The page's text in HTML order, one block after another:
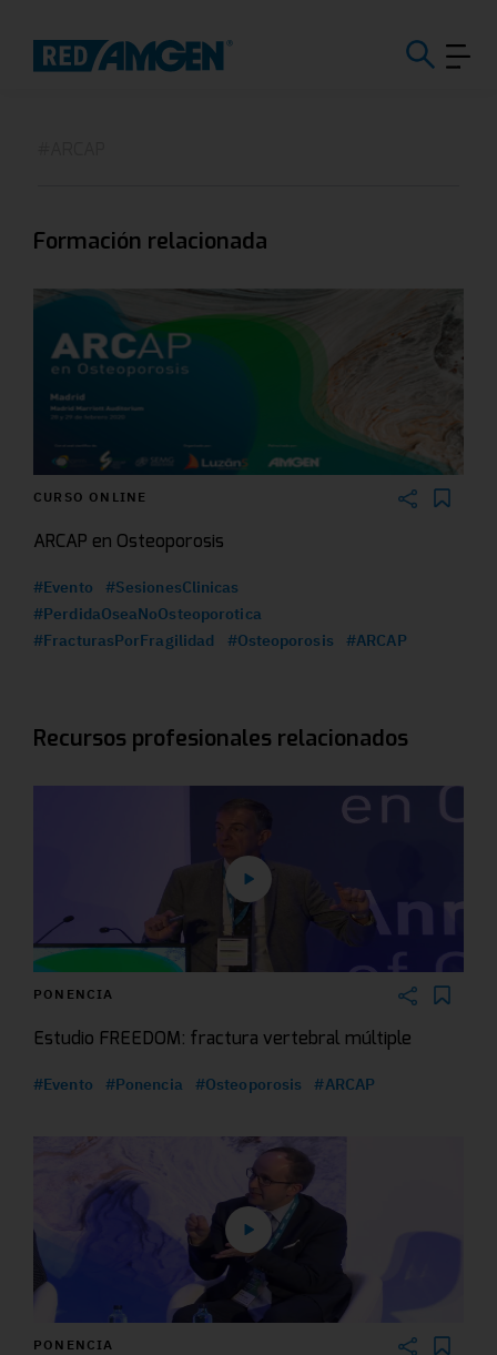
Formación relacionada
CURSO ONLINE
ARCAP en Osteoporosis
#Evento
#SesionesClinicas
#PerdidaOseaNoOsteoporotica
#FracturasPorFragilidad
#Osteoporosis #ARCAP
Recursos profesionales relacionados
PONENCIA
Estudio FREEDOM: fractura vertebral múltiple
#Evento #Ponencia #Osteoporosis #ARCAP
PONENCIA